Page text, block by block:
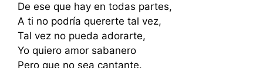
De ese que hay en todas partes,
A ti no podría quererte tal vez,
Tal vez no pueda adorarte,
Yo quiero amor sabanero
Pero que no sea cantante.